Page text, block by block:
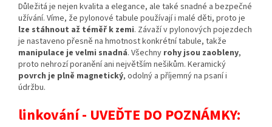
Důležitá je nejen kvalita a elegance, ale také snadné a bezpečné
užívání. Víme, že pylonové tabule používají i malé děti, proto je
lze stáhnout až téměř k zemi. Závaží v pylonových pojezdech
je nastaveno přesně na hmotnost konkrétní tabule, takže
manipulace je velmi snadná. Všechny rohy jsou zaobleny,
proto nehrozí poranění ani největším nešikům. Keramický
povrch je plně magnetický, odolný a příjemný na psaní i
údržbu.
linkování - UVEĎTE DO POZNÁMKY: